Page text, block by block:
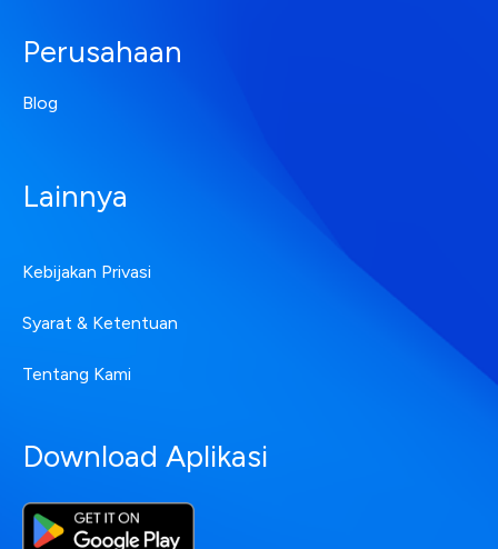
Perusahaan
Blog
Lainnya
Kebijakan Privasi
Syarat & Ketentuan
Tentang Kami
Download Aplikasi